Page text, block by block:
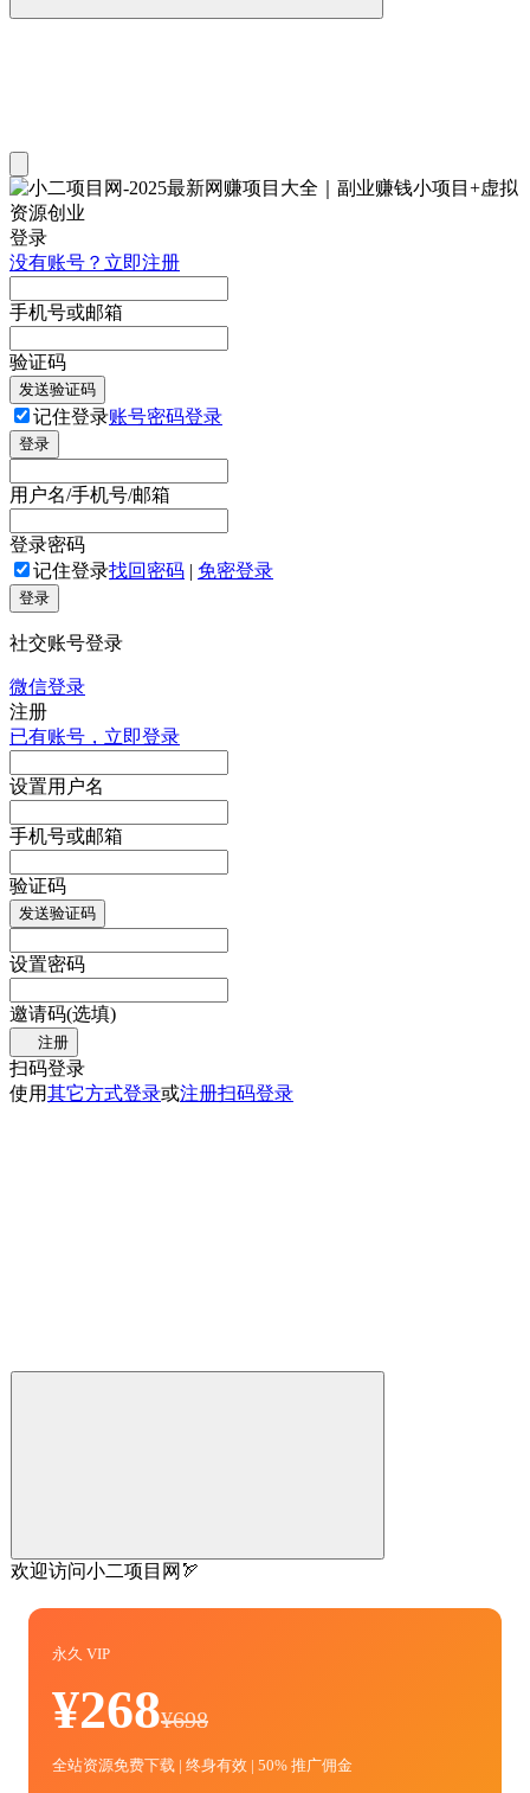
登录
没有账号？立即注册
手机号或邮箱
验证码
发送验证码
记住登录账号密码登录
登录
用户名/手机号/邮箱
登录密码
记住登录找回密码 | 免密登录
登录
社交账号登录
微信登录
注册
已有账号，立即登录
设置用户名
手机号或邮箱
验证码
发送验证码
设置密码
邀请码(选填)
注册
扫码登录
使用其它方式登录或注册扫码登录
欢迎访问小二项目网🏹
永久 VIP
¥268¥698
全站资源免费下载 | 终身有效 | 50% 推广佣金